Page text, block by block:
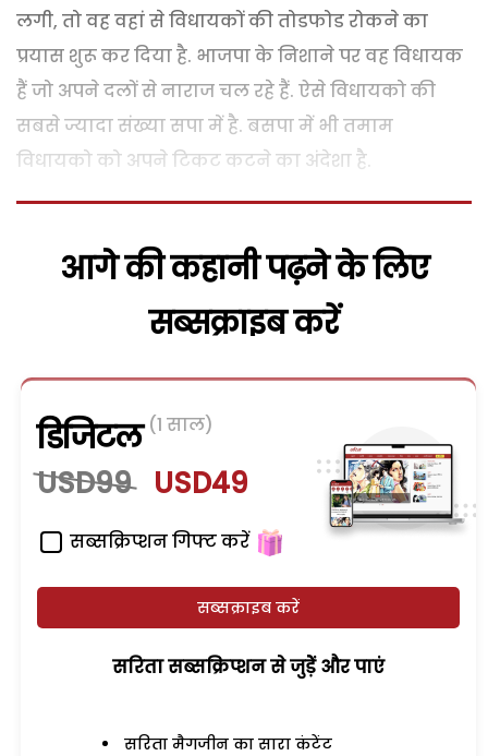
लगी, तो वह वहां से विधायकों की तोडफोड रोकने का
प्रयास शुरू कर दिया है. भाजपा के निशाने पर वह विधायक
हैं जो अपने दलों से नाराज चल रहे हैं. ऐसे विधायको की
सबसे ज्यादा संख्या सपा में है. बसपा में भी तमाम
विधायको को अपने टिकट कटने का अंदेशा है.
आगे की कहानी पढ़ने के लिए
सब्सक्राइब करें
डिजिटल (1 साल)
USD99 USD49
सब्सक्रिप्शन गिफ्ट करें
सब्सक्राइब करें
सरिता सब्सक्रिप्शन से जुड़ेें और पाएं
सरिता मैगजीन का सारा कंटेंट